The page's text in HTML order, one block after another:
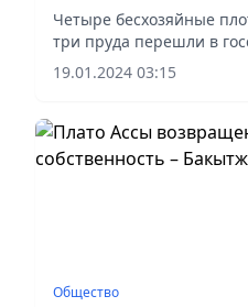
Четыре бесхозяйные
три пруда перешли в
году в Казахстане,
Министерства водных
19.01.2024 03:15
Общество